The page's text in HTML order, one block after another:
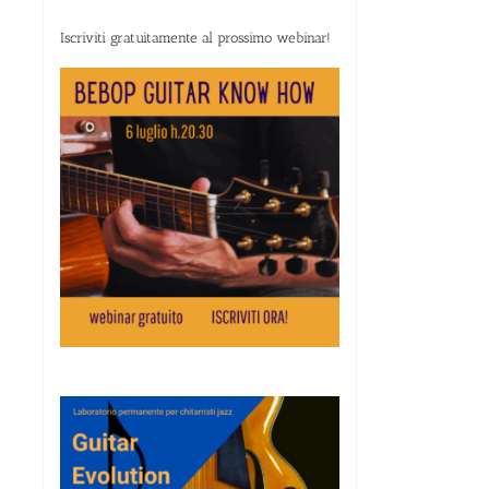
Iscriviti gratuitamente al prossimo webinar!